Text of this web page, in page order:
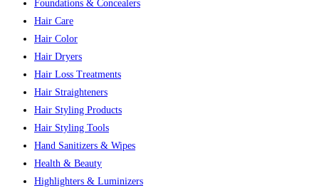
Foundations & Concealers
Hair Care
Hair Color
Hair Dryers
Hair Loss Treatments
Hair Straighteners
Hair Styling Products
Hair Styling Tools
Hand Sanitizers & Wipes
Health & Beauty
Highlighters & Luminizers